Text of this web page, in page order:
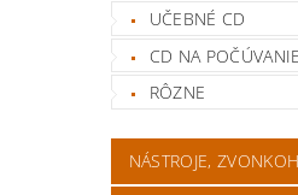
UČEBNÉ CD
CD NA POČÚVANIE
RÔZNE
NÁSTROJE,